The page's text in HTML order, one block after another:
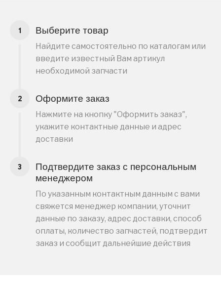
Выберите товар
Найдите самостоятельно по каталогам или
введите известный Вам артикул
необходимой запчасти
Оформите заказ
Нажмите на кнопку "Оформить заказ",
укажите контактные данные и адрес
доставки
Подтвердите заказ с персональным
менеджером
По указанным контактным данным с вами
свяжется менеджер компании, уточнит
данные по заказу, адрес доставки, способ
оплаты, количество запчастей, подтвердит
заказ и сообщит дальнейшие действия